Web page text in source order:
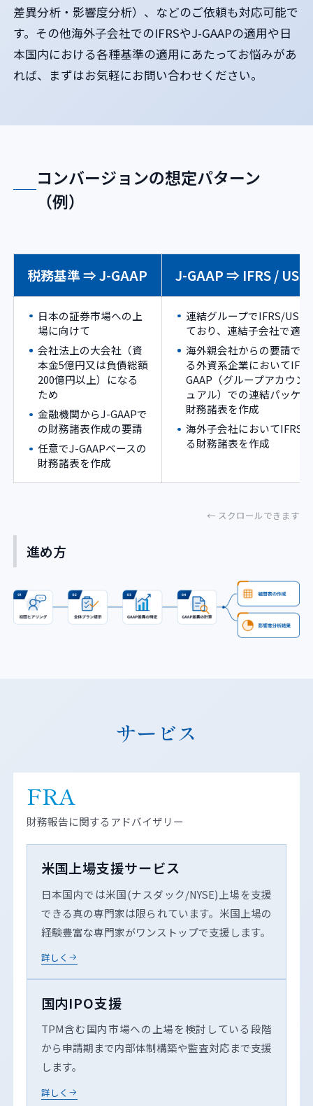
差異分析・影響度分析）、などのご依頼も対応可能で
す。その他海外子会社でのIFRSやJ-GAAPの適用や日
本国内における各種基準の適用にあたってお悩みがあ
れば、まずはお気軽にお問い合わせください。
コンバージョンの想定パターン
（例）
税務基準 ⇒ J-GAAP J-GAAP ⇒ IFRS / US-
日本の証券市場への上
場に向けて
会社法上の大会社（資
本金5億円又は負債総額
200億円以上）になる
ため
金融機関からJ-GAAPで
の財務諸表作成の要請
任意でJ-GAAPベースの
財務諸表を作成
連結グループでIFRS/US-
ており、連結子会社で適
海外親会社からの要請で
る外資系企業において
GAAP（グループアカウン
ュアル）での連結パッケ
財務諸表を作成
海外子会社においてIFRS/
る財務諸表を作成
進め方
サービス
FRA
財務報告に関するアドバイザリー
米国上場支援サービス
日本国内では米国(ナスダック/NYSE)上場を支援
できる真の専門家は限られています。米国上場の
経験豊富な専門家がワンストップで支援します。
詳しく
国内IPO支援
TPM含む国内市場への上場を検討している段階
から申請期まで内部体制構築や監査対応まで支援
します。
詳しく